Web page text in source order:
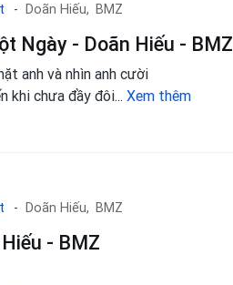
Doãn Hiếu, BMZ
Ngày - Doãn Hiếu - BMZ
anh và nhìn anh cười
khi chưa đầy đôi... Xem thêm
Doãn Hiếu, BMZ
- BMZ